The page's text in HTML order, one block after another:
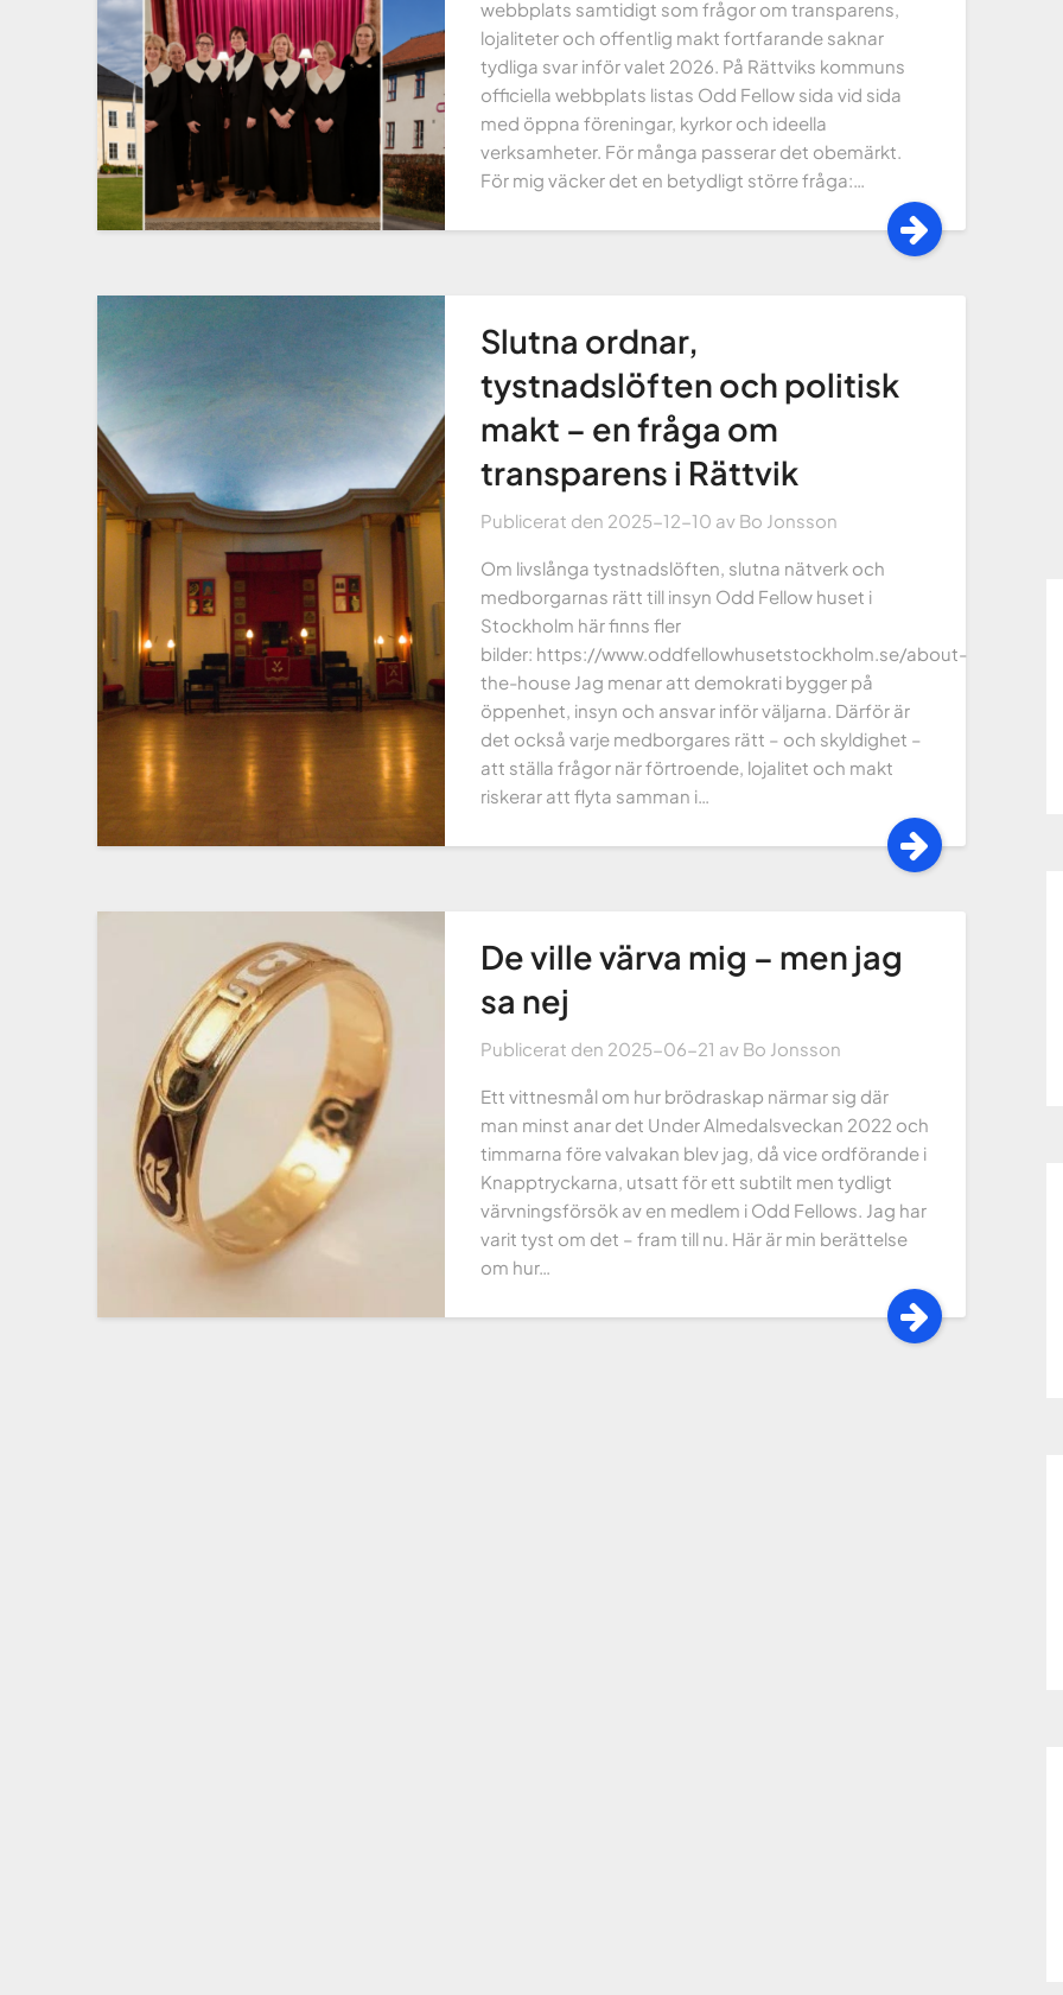
webbplats samtidigt som frågor om transparens,
lojaliteter och offentlig makt fortfarande saknar
tydliga svar inför valet 2026. På Rättviks kommuns
officiella webbplats listas Odd Fellow sida vid sida
med öppna föreningar, kyrkor och ideella
verksamheter. För många passerar det obemärkt.
För mig väcker det en betydligt större fråga:…
Slutna ordnar,
tystnadslöften och politisk
makt – en fråga om
transparens i Rättvik
Publicerat den 2025-12-10 av Bo Jonsson
Om livslånga tystnadslöften, slutna nätverk och
medborgarnas rätt till insyn Odd Fellow huset i
Stockholm här finns fler
bilder: https://www.oddfellowhusetstockholm.se/about-
the-house Jag menar att demokrati bygger på
öppenhet, insyn och ansvar inför väljarna. Därför är
det också varje medborgares rätt – och skyldighet –
att ställa frågor när förtroende, lojalitet och makt
riskerar att flyta samman i…
De ville värva mig – men jag
sa nej
Publicerat den 2025-06-21 av Bo Jonsson
Ett vittnesmål om hur brödraskap närmar sig där
man minst anar det Under Almedalsveckan 2022 och
timmarna före valvakan blev jag, då vice ordförande i
Knapptryckarna, utsatt för ett subtilt men tydligt
värvningsförsök av en medlem i Odd Fellows. Jag har
varit tyst om det – fram till nu. Här är min berättelse
om hur…